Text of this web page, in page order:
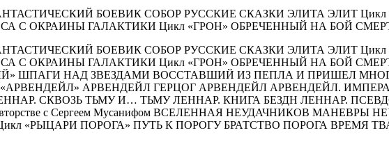
ФАНТАСТИЧЕСКИЙ БОЕВИК СОБОР РУССКИЕ СКАЗКИ ЭЛИТА ЭЛИТ
С ОКРАИНЫ ГАЛАКТИКИ Цикл «ГРОН» ОБРЕЧЕННЫЙ НА БОЙ
ФАНТАСТИЧЕСКИЙ БОЕВИК СОБОР РУССКИЕ СКАЗКИ ЭЛИТА ЭЛИТ
С ОКРАИНЫ ГАЛАКТИКИ Цикл «ГРОН» ОБРЕЧЕННЫЙ НА БОЙ
ШПАГИ НАД ЗВЕЗДАМИ ВОССТАВШИЙ ИЗ ПЕПЛА И ПРИШЕЛ
АРВЕНДЕЙЛ ГЕРЦОГ АРВЕНДЕЙЛ АРВЕНДЕЙЛ. ИМПЕРАТОР
ЛЕННАР. СКВОЗЬ ТЬМУ И… ТЬМУ ЛЕННАР. КНИГА БЕЗДН ЛЕННАР.
с Сергеем Мусанифом ВСЕЛЕННАЯ НЕУДАЧНИКОВ МАНЕВРЫ
Цикл «РЫЦАРИ ПОРОГА» ПУТЬ К ПОРОГУ БРАТСТВО ПОРОГА ВРЕМЯ